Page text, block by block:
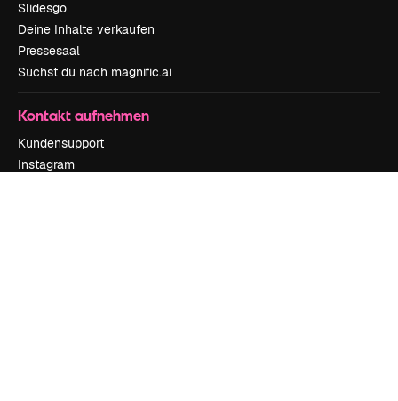
Slidesgo
Deine Inhalte verkaufen
Pressesaal
Suchst du nach magnific.ai
Kontakt aufnehmen
Kundensupport
Instagram